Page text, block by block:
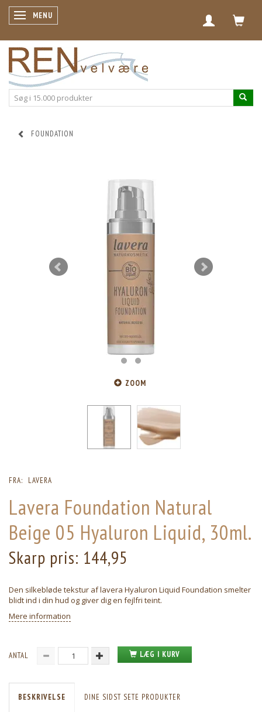
SKIFTE NAVIGATION
MENU
FOUNDATION
ZOOM
FRA: LAVERA
Lavera Foundation Natural
Beige 05 Hyaluron Liquid, 30ml.
Skarp pris: 144,95
Den silkebløde tekstur af lavera Hyaluron Liquid Foundation smelter
blidt ind i din hud og giver dig en fejlfri teint.
Mere information
ANTAL LÆG I KURV
BESKRIVELSE DINE SIDST SETE PRODUKTER